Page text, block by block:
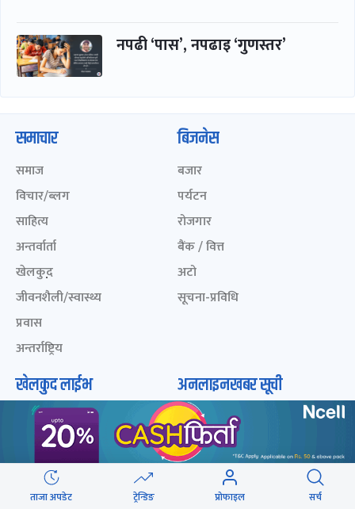
नपढी ‘पास’, नपढाइ ‘गुणस्तर’
ताजा अपडेट ट्रेन्डिङ प्रोफाइल सर्च
समाचार
समाज
विचार/ब्लग
साहित्य
अन्तर्वार्ता
खेलकुद़़
जीवनशैली/स्वास्थ्य
प्रवास
अन्तर्राष्ट्रिय
बिजनेस
बजार
पर्यटन
रोजगार
बैंक / वित्त
अटो
सूचना-प्रविधि
खेलकुद लाईभ
एनपीएल २०८१
ICC Men T20 World Cup
2024
IPL 2024
अनलाइनखबर सूची
नेपालका ५० प्रभावशाली
महिला २०८२
नेपालका ५० प्रभावशाली
महिला २०८१
नेपालका ५० प्रभावशाली